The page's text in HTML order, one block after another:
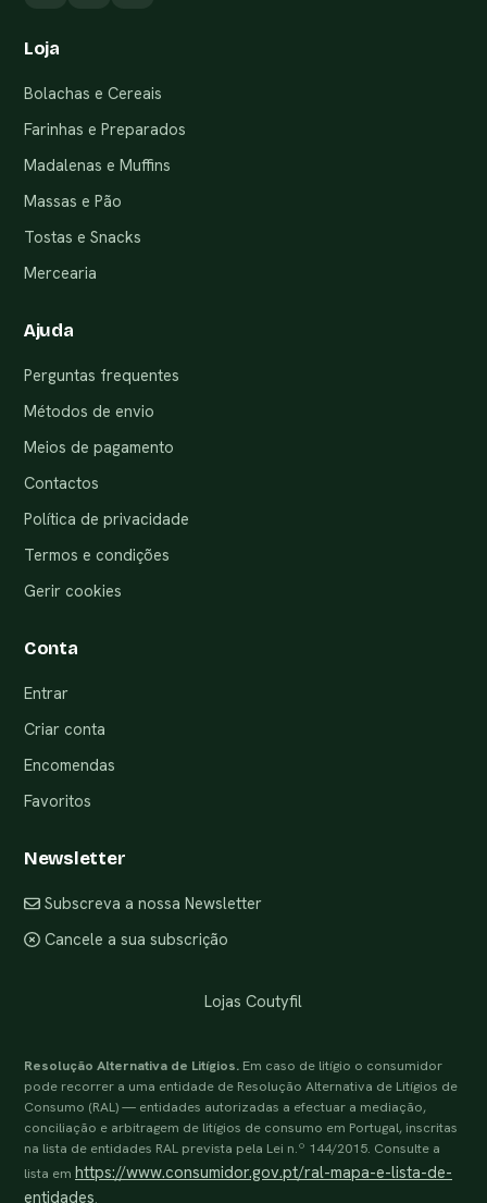
Loja
Bolachas e Cereais
Farinhas e Preparados
Madalenas e Muffins
Massas e Pão
Tostas e Snacks
Mercearia
Ajuda
Perguntas frequentes
Métodos de envio
Meios de pagamento
Contactos
Política de privacidade
Termos e condições
Gerir cookies
Conta
Entrar
Criar conta
Encomendas
Favoritos
Newsletter
Subscreva a nossa Newsletter
Cancele a sua subscrição
Lojas Coutyfil
Resolução Alternativa de Litígios. Em caso de litígio o consumidor
pode recorrer a uma entidade de Resolução Alternativa de Litígios de
Consumo (RAL) — entidades autorizadas a efectuar a mediação,
conciliação e arbitragem de litígios de consumo em Portugal, inscritas
na lista de entidades RAL prevista pela Lei n.º 144/2015. Consulte a
lista em https://www.consumidor.gov.pt/ral-mapa-e-lista-de-
entidades.